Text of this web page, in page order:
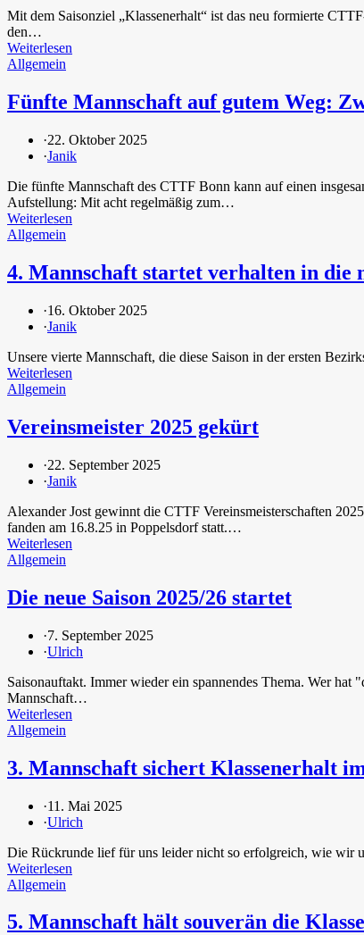
Mit dem Saisonziel „Klassenerhalt“ ist das neu formierte
den…
Weiterlesen
Allgemein
Fünfte Mannschaft auf gutem Weg:
·22. Oktober 2025
·Janik
Die fünfte Mannschaft des CTTF Bonn kann auf einen
Aufstellung: Mit acht regelmäßig zum…
Weiterlesen
Allgemein
4. Mannschaft startet verhalten in die
·16. Oktober 2025
·Janik
Unsere vierte Mannschaft, die diese Saison in der ersten
Weiterlesen
Allgemein
Vereinsmeister 2025 gekürt
·22. September 2025
·Janik
Alexander Jost gewinnt die CTTF Vereinsmeisterschaften
fanden am 16.8.25 in Poppelsdorf statt.…
Weiterlesen
Allgemein
Die neue Saison 2025/26 startet
·7. September 2025
·Ulrich
Saisonauftakt. Immer wieder ein spannendes Thema. Wer
Mannschaft…
Weiterlesen
Allgemein
3. Mannschaft sichert Klassenerhalt
·11. Mai 2025
·Ulrich
Die Rückrunde lief für uns leider nicht so erfolgreich, wie wir
Weiterlesen
Allgemein
5. Mannschaft hält souverän die Klasse